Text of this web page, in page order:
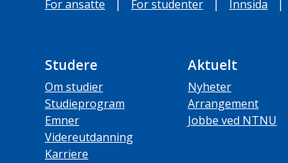
For ansatte | For studenter | Innsida |
Studere
Om studier
Studieprogram
Emner
Videreutdanning
Karriere
Aktuelt
Nyheter
Arrangement
Jobbe ved NTNU